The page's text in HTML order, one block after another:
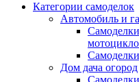
Категории самоделок
Автомобиль и
Дом дача огород